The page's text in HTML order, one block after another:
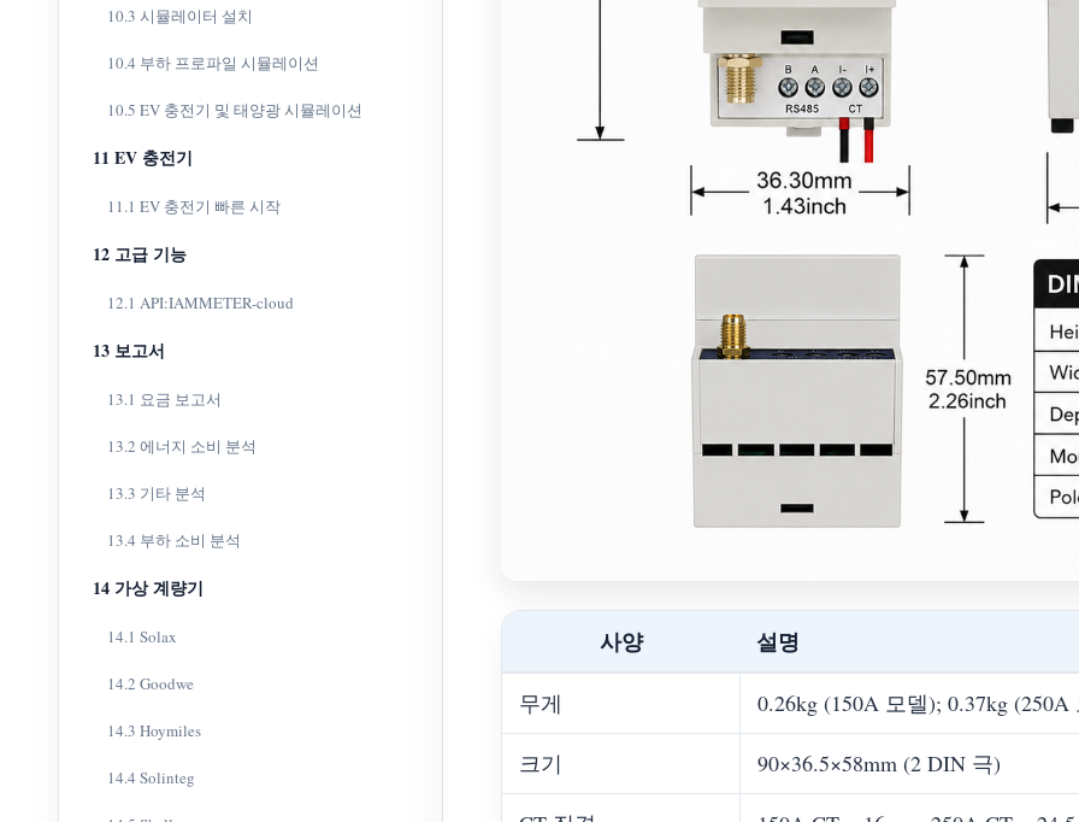
10.3 시뮬레이터 설치
10.4 부하 프로파일 시뮬레이션
10.5 EV 충전기 및 태양광 시뮬레이션
11 EV 충전기
11.1 EV 충전기 빠른 시작
12 고급 기능
12.1 API:IAMMETER-cloud
13 보고서
13.1 요금 보고서
13.2 에너지 소비 분석
13.3 기타 분석
13.4 부하 소비 분석
14 가상 계량기
14.1 Solax
14.2 Goodwe
14.3 Hoymiles
14.4 Solinteg
사양 설명
무게 0.26kg (150A 모델); 0.37kg (250A
크기 90×36.5×58mm (2 DIN 극)